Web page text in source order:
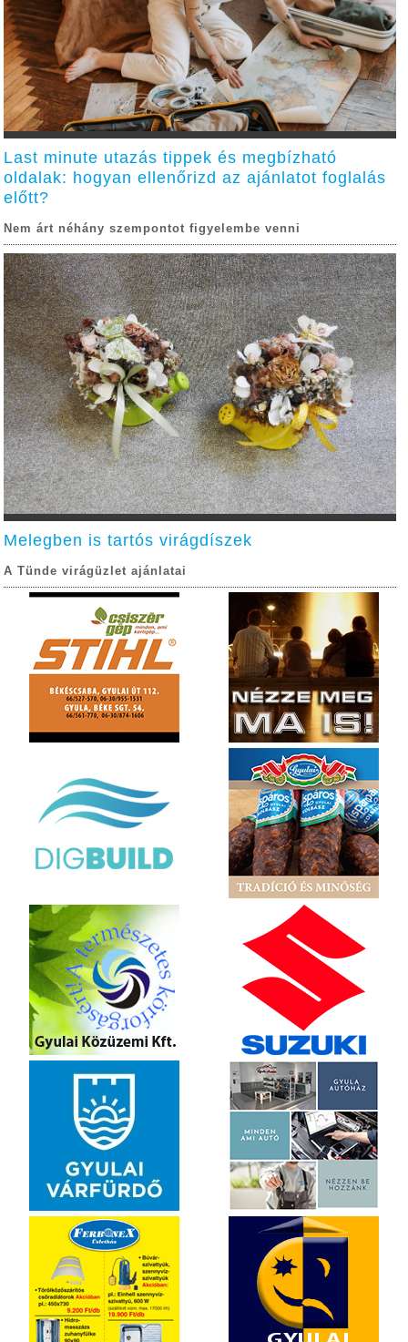
Last minute utazás tippek és megbízható
oldalak: hogyan ellenőrizd az ajánlatot foglalás
előtt?
Nem árt néhány szempontot figyelembe venni
Melegben is tartós virágdíszek
A Tünde virágüzlet ajánlatai